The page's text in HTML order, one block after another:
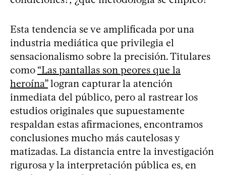
Esta tendencia se ve amplificada por una
industria mediática que privilegia el
sensacionalismo sobre la precisión. Titulares
como “Las pantallas son peores que la
heroína”logran capturar la atención
inmediata del público, pero al rastrear los
estudios originales que supuestamente
respaldan estas afirmaciones, encontramos
conclusiones mucho más cautelosas y
matizadas. La distancia entre la investigación
rigurosa y la interpretación pública es, en